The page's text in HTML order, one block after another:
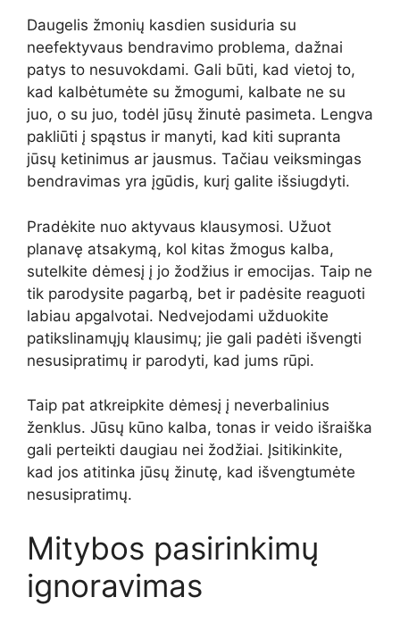
Daugelis žmonių kasdien susiduria su
neefektyvaus bendravimo problema, dažnai
patys to nesuvokdami. Gali būti, kad vietoj to,
kad kalbėtumėte su žmogumi, kalbate ne su
juo, o su juo, todėl jūsų žinutė pasimeta. Lengva
pakliūti į spąstus ir manyti, kad kiti supranta
jūsų ketinimus ar jausmus. Tačiau veiksmingas
bendravimas yra įgūdis, kurį galite išsiugdyti.
Pradėkite nuo aktyvaus klausymosi. Užuot
planavę atsakymą, kol kitas žmogus kalba,
sutelkite dėmesį į jo žodžius ir emocijas. Taip ne
tik parodysite pagarbą, bet ir padėsite reaguoti
labiau apgalvotai. Nedvejodami užduokite
patikslinamųjų klausimų; jie gali padėti išvengti
nesusipratimų ir parodyti, kad jums rūpi.
Taip pat atkreipkite dėmesį į neverbalinius
ženklus. Jūsų kūno kalba, tonas ir veido išraiška
gali perteikti daugiau nei žodžiai. Įsitikinkite,
kad jos atitinka jūsų žinutę, kad išvengtumėte
nesusipratimų.
Mitybos pasirinkimų
ignoravimas